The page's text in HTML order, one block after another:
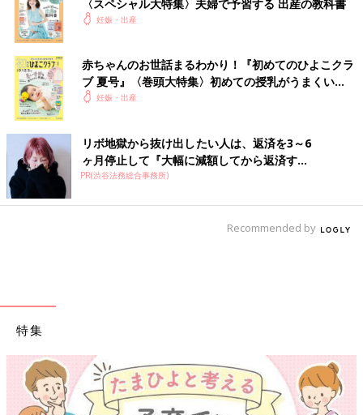
〈スペシャル大特集〉夫婦で予習する 出産の教科書
妊娠・出産
赤ちゃんのお世話まるわかり！『初めてのひよこクラ
ブ 夏号』〈巻頭大特集〉初めての授乳がうまくい
く！ おっぱい・ミルクの基本と夏のトラブル 解決テ
妊娠・出産
リボ地獄から抜け出したい人は、返済を3～6
ヶ月停止して『大幅に減額してから返済す...
PR(渋谷法務総合事務所)
Recommended by
特集